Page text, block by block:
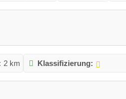
2 km Klassifizierung: